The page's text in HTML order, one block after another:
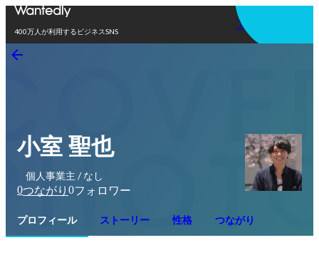
400万人が利用するビジネスSNS
アプリを使う
小室 聖也
個人事業主 / なし
0つながり 0フォロワー
プロフィール ストーリー 性格 つながり